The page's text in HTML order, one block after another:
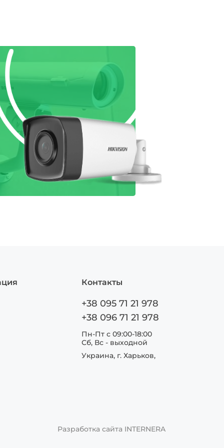
Контакты
+38 095 71 21 978
+38 096 71 21 978
Пн-Пт с 09:00-18:00
Сб, Вс - выходной
Украина, г. Харьков,
Разработка сайта INTERNERA